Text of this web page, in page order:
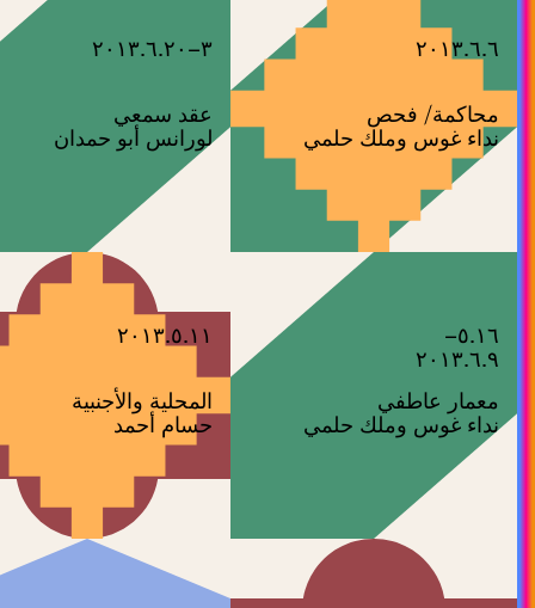
٢٠١٣.٦.٦
محاكمة/ فحص
نداء غوس وملك حلمي
٣–٢٠١٣.٦.٢٠
عقد سمعي
لورانس أبو حمدان
٥.١٦–
٢٠١٣.٦.٩
معمار عاطفي
نداء غوس وملك حلمي
٢٠١٣.٥.١١
المحلية والأجنبية
حسام أحمد